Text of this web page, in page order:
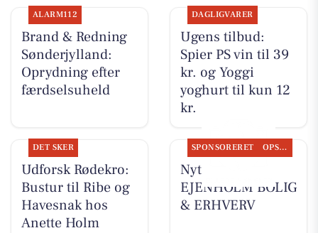
ALARM112
Brand & Redning
Sønderjylland:
Oprydning efter
færdselsuheld
DAGLIGVARER
Ugens tilbud:
Spier PS vin til 39
kr. og Yoggi
yoghurt til kun 12
kr.
DET SKER
Udforsk Rødekro:
Bustur til Ribe og
Havesnak hos
Anette Holm
SPONSORERET OPSLAGSTAVLEN
Nyt fra
EJENHOLM BOLIG
& ERHVERV